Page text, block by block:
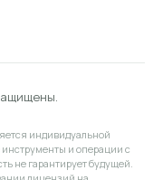
индивидуальной
и операции с
не гарантирует будущей.